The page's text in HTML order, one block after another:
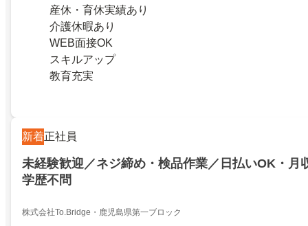
産休・育休実績あり
介護休暇あり
WEB面接OK
スキルアップ
教育充実
新着正社員
未経験歓迎／ネジ締め・検品作業／日払いOK・月
学歴不問
株式会社To.Bridge・鹿児島県第一ブロック